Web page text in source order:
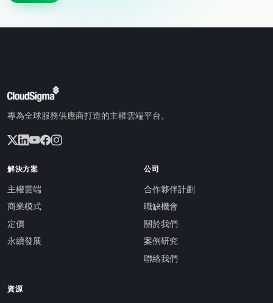
專為全球服務供應商打造的主權雲端平台。
解決方案
主權雲端
商業模式
定價
永續發展
公司
合作夥伴計劃
職缺機會
關於我們
案例研究
聯絡我們
資源